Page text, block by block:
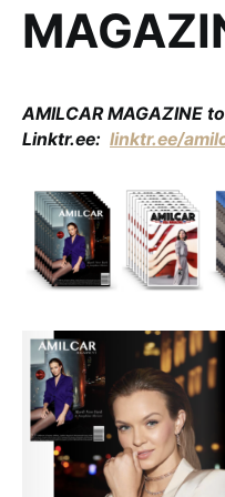
AMILCAR MAGAZINE
Linktr.ee: linktr.ee/